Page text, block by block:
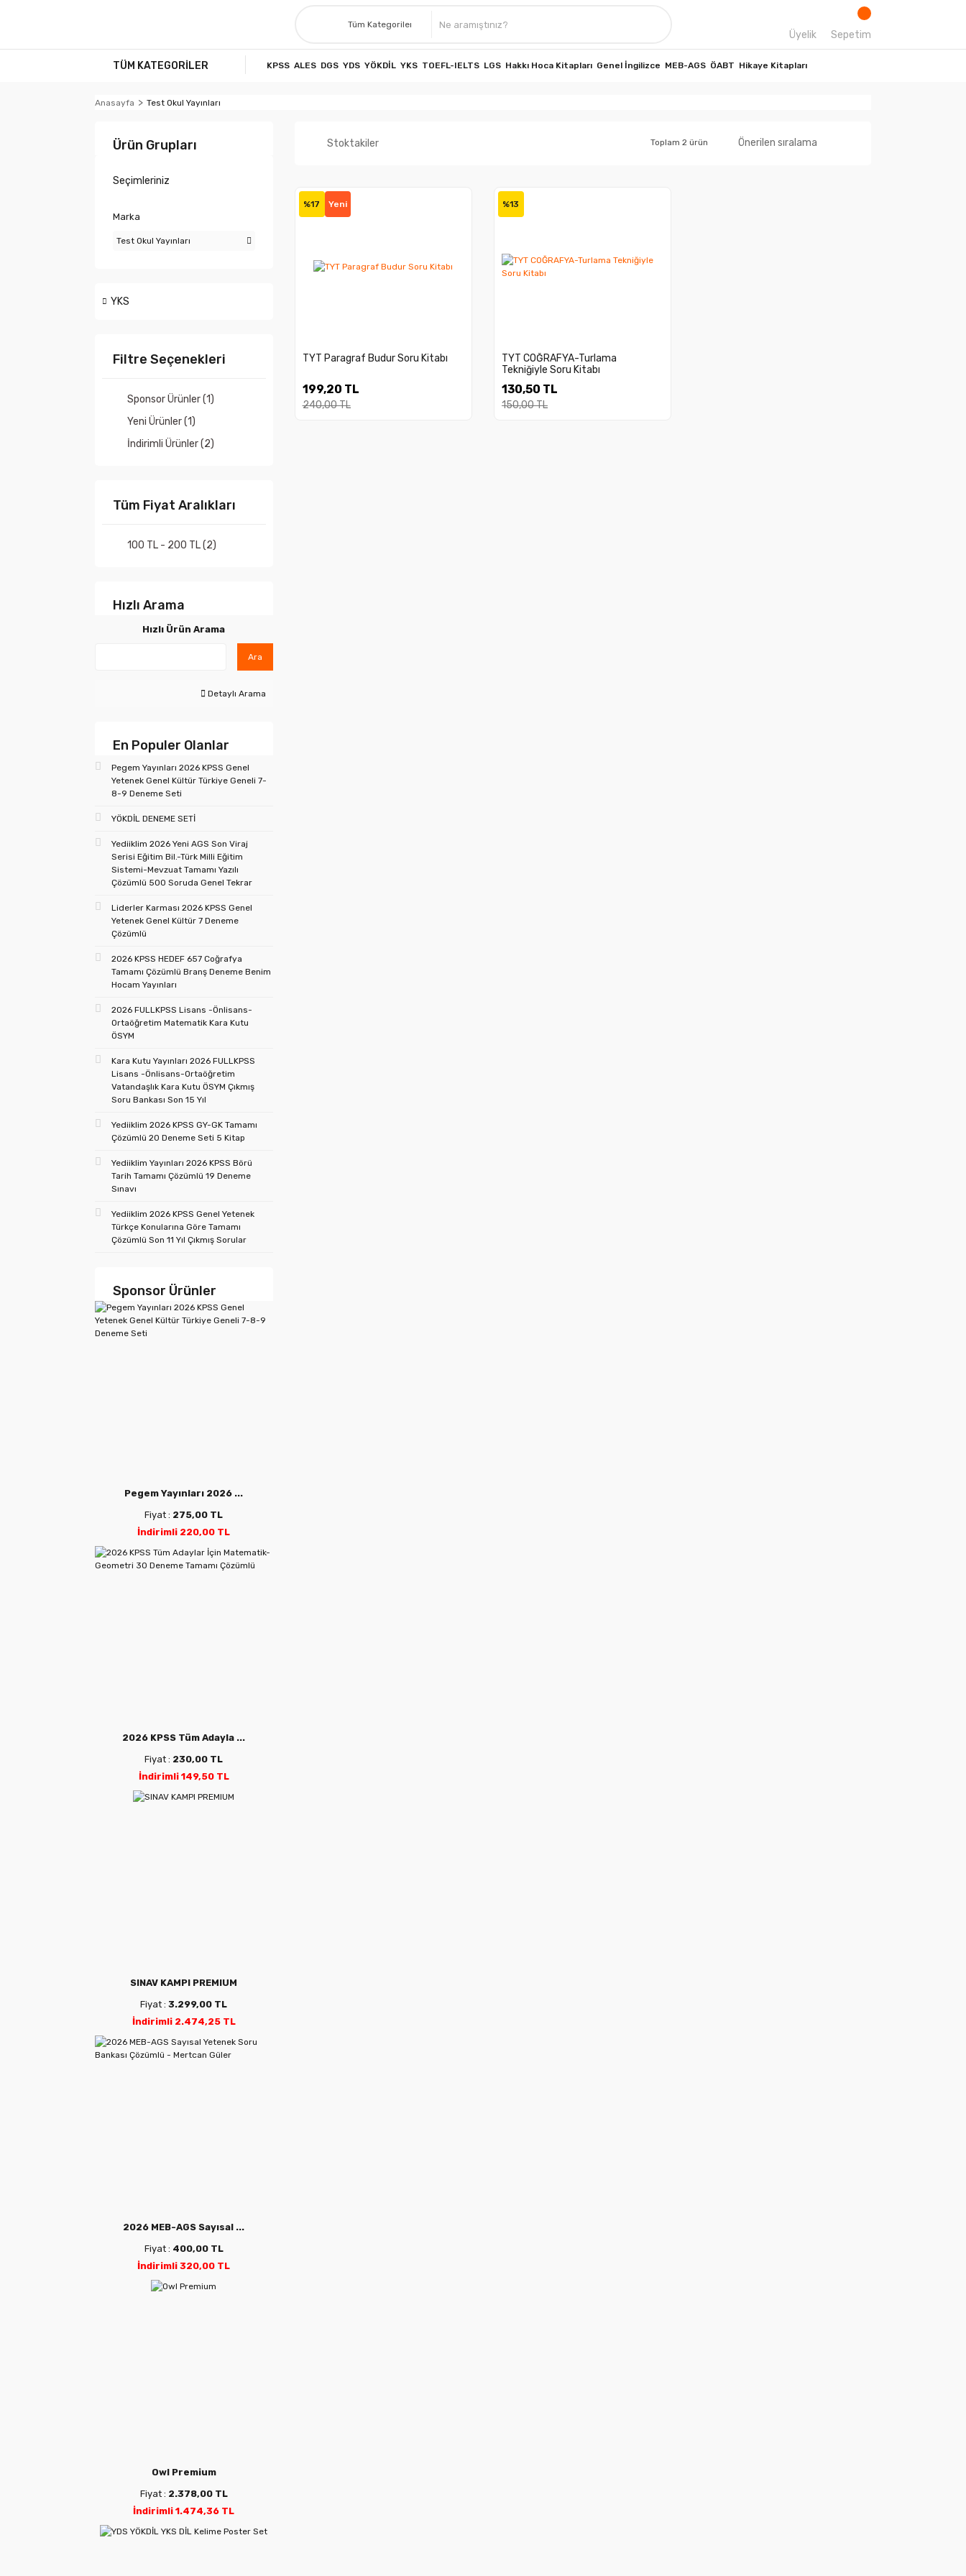
Üyelik Sepetim
TÜM KATEGORİLER KPSS ALES DGS YDS YÖKDİL YKS TOEFL-IELTS LGS Hakkı Hoca Kitapları Genel İngilizce MEB-AGS ÖABT Hikaye Kitapları
Anasayfa Test Okul Yayınları
Ürün Grupları
Seçimleriniz
Marka
Test Okul Yayınları
YKS
Filtre Seçenekleri
Sponsor Ürünler (1)
Yeni Ürünler (1)
İndirimli Ürünler (2)
Tüm Fiyat Aralıkları
100 TL - 200 TL (2)
Hızlı Arama
Hızlı Ürün Arama
Ara
Detaylı Arama
En Populer Olanlar
Pegem Yayınları 2026 KPSS Genel
Yetenek Genel Kültür Türkiye Geneli 7-
8-9 Deneme Seti
YÖKDİL DENEME SETİ
Yediiklim 2026 Yeni AGS Son Viraj
Serisi Eğitim Bil.-Türk Milli Eğitim
Sistemi-Mevzuat Tamamı Yazılı
Çözümlü 500 Soruda Genel Tekrar
Liderler Karması 2026 KPSS Genel
Yetenek Genel Kültür 7 Deneme
Çözümlü
2026 KPSS HEDEF 657 Coğrafya
Tamamı Çözümlü Branş Deneme Benim
Hocam Yayınları
2026 FULLKPSS Lisans -Önlisans-
Ortaöğretim Matematik Kara Kutu
ÖSYM
Kara Kutu Yayınları 2026 FULLKPSS
Lisans -Önlisans-Ortaöğretim
Vatandaşlık Kara Kutu ÖSYM Çıkmış
Soru Bankası Son 15 Yıl
Yediiklim 2026 KPSS GY-GK Tamamı
Çözümlü 20 Deneme Seti 5 Kitap
Yediiklim Yayınları 2026 KPSS Börü
Tarih Tamamı Çözümlü 19 Deneme
Sınavı
Yediiklim 2026 KPSS Genel Yetenek
Türkçe Konularına Göre Tamamı
Çözümlü Son 11 Yıl Çıkmış Sorular
Sponsor Ürünler
Pegem Yayınları 2026 ...
Fiyat : 275,00 TL
İndirimli 220,00 TL
2026 KPSS Tüm Adayla ...
Fiyat : 230,00 TL
İndirimli 149,50 TL
SINAV KAMPI PREMIUM
Fiyat :3.299,00 TL
İndirimli 2.474,25 TL
2026 MEB-AGS Sayısal ...
Fiyat : 400,00 TL
İndirimli 320,00 TL
Owl Premium
Fiyat : 2.378,00 TL
İndirimli 1.474,36 TL
Stoktakiler Toplam 2 ürün
%17 Yeni
TYT Paragraf Budur Soru Kitabı
199,20 TL
240,00 TL
%13
TYT COĞRAFYA-Turlama
Tekniğiyle Soru Kitabı
130,50 TL
150,00 TL